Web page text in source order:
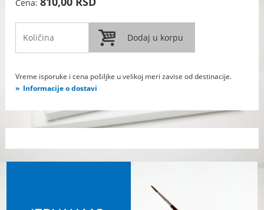
Cena:
Vreme isporuke i cena pošiljke u velikoj meri zavise od destinacije.
Informacije o dostavi